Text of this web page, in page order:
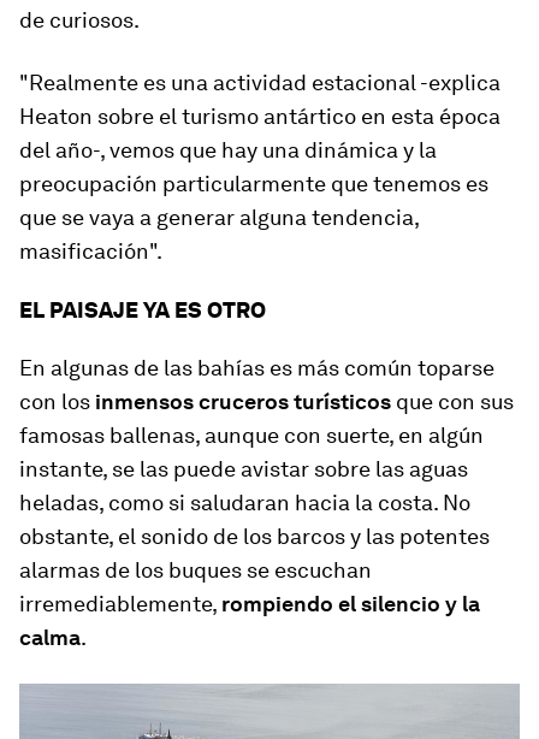
de curiosos.
"Realmente es una actividad estacional -explica
Heaton sobre el turismo antártico en esta época
del año-, vemos que hay una dinámica y la
preocupación particularmente que tenemos es
que se vaya a generar alguna tendencia,
masificación".
EL PAISAJE YA ES OTRO
En algunas de las bahías es más común toparse
con los inmensos cruceros turísticos que con sus
famosas ballenas, aunque con suerte, en algún
instante, se las puede avistar sobre las aguas
heladas, como si saludaran hacia la costa. No
obstante, el sonido de los barcos y las potentes
alarmas de los buques se escuchan
irremediablemente, rompiendo el silencio y la
calma.